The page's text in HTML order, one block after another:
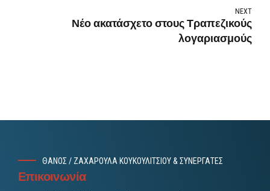
NEXT
Νέο ακατάσχετο στους Τραπεζικούς
λογαριασμούς
ΘΑΝΟΣ / ΖΑΧΑΡΟΥΛΑ ΚΟΥΚΟΥΛΙΤΣΙΟΥ & ΣΥΝΕΡΓΑΤΕΣ
Επικοινωνία